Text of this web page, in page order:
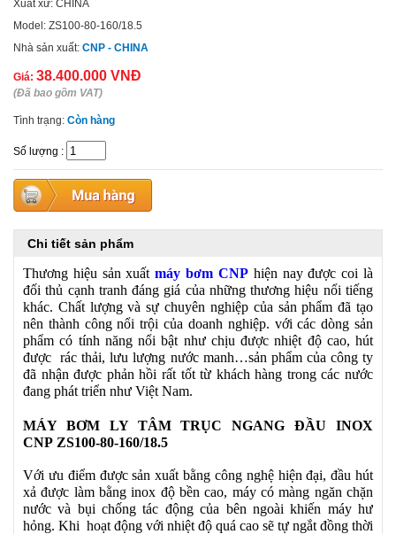
Xuất xứ: CHINA
Model: ZS100-80-160/18.5
Nhà sản xuất: CNP - CHINA
Giá: 38.400.000 VNĐ
(Đã bao gồm VAT)
Tình trạng: Còn hàng
Số lượng :
Chi tiết sản phẩm
Thương hiệu sản xuấtmáy bơm CNPhiện nay được coi là
đối thủ cạnh tranh đáng giá của những thương hiệu nổi tiếng
khác. Chất lượng và sự chuyên nghiệp của sản phẩm đã tạo
nên thành công nổi trội của doanh nghiệp. với các dòng sản
phẩm có tính năng nổi bật như chịu được nhiệt độ cao, hút
được rác thải, lưu lượng nước manh…sản phẩm của công ty
đã nhận được phản hồi rất tốt từ khách hàng trong các nước
đang phát triển như Việt Nam.
MÁY BƠM LY TÂM TRỤC NGANG ĐẦU INOX
CNP ZS100-80-160/18.5
Với ưu điểm được sản xuất bằng công nghệ hiện đại, đầu hút
xả được làm bằng inox độ bền cao, máy có màng ngăn chặn
nước và bụi chống tác động của bên ngoài khiến máy hư
hỏng. Khi hoạt động với nhiệt độ quá cao sẽ tự ngắt đồng thời